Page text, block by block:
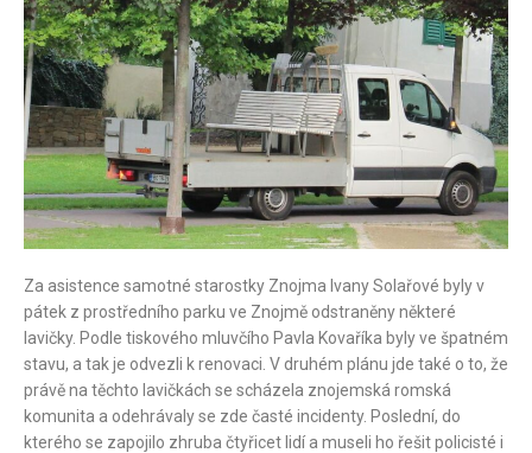
Za asistence samotné starostky Znojma Ivany Solařové byly v
pátek z prostředního parku ve Znojmě odstraněny některé
lavičky. Podle tiskového mluvčího Pavla Kovaříka byly ve špatném
stavu, a tak je odvezli k renovaci. V druhém plánu jde také o to, že
právě na těchto lavičkách se scházela znojemská romská
komunita a odehrávaly se zde časté incidenty. Poslední, do
kterého se zapojilo zhruba čtyřicet lidí a museli ho řešit policisté i